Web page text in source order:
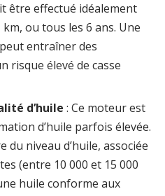
être effectué idéalement
ou tous les 6 ans. Une
entraîner des
risque élevé de casse
d’huile : Ce moteur est
d’huile parfois élevée.
du niveau d’huile, associée
(entre 10 000 et 15 000
huile conforme aux